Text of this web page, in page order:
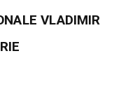
VLADIMIR